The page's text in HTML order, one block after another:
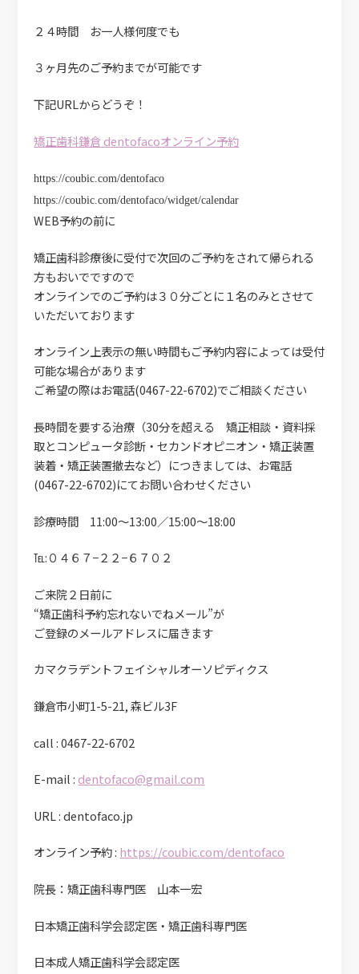
２４時間 お一人様何度でも
３ヶ月先のご予約までが可能です
下記URLからどうぞ！
矯正歯科鎌倉 dentofacoオンライン予約
https://coubic.com/dentofaco
https://coubic.com/dentofaco/widget/calendar
WEB予約の前に
矯正歯科診療後に受付で次回のご予約をされて帰られる
方もおいでですので
オンラインでのご予約は３０分ごとに１名のみとさせて
いただいております
オンライン上表示の無い時間もご予約内容によっては受付
可能な場合があります
ご希望の際はお電話(0467-22-6702)でご相談ください
長時間を要する治療（30分を超える 矯正相談・資料採
取とコンピュータ診断・セカンドオピニオン・矯正装置
装着・矯正装置撤去など）につきましては、お電話
(0467-22-6702)にてお問い合わせください
診療時間 11:00〜13:00／15:00〜18:00
℡:０４６７−２２−６７０２
ご来院２日前に
“矯正歯科予約忘れないでねメール”が
ご登録のメールアドレスに届きます
カマクラデントフェイシャルオーソピディクス
鎌倉市小町1-5-21, 森ビル3F
call : 0467-22-6702
E-mail :dentofaco@gmail.com
URL : dentofaco.jp
オンライン予約 : https://coubic.com/dentofaco
院長：矯正歯科専門医 山本一宏
日本矯正歯科学会認定医・矯正歯科専門医
日本成人矯正歯科学会認定医